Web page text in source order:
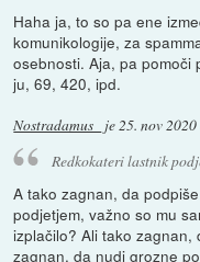
Haha ja, to so pa ene
komunikologije, za
osebnosti. Aja, pa pomoči
ju, 69, 420, ipd.
Nostradamus_ je25. nov
Redkokateri lastnik
A tako zagnan, da
podjetjem, važno so mu
izplačilo? Ali tako zagnan,
zagnan, da nudi grozne